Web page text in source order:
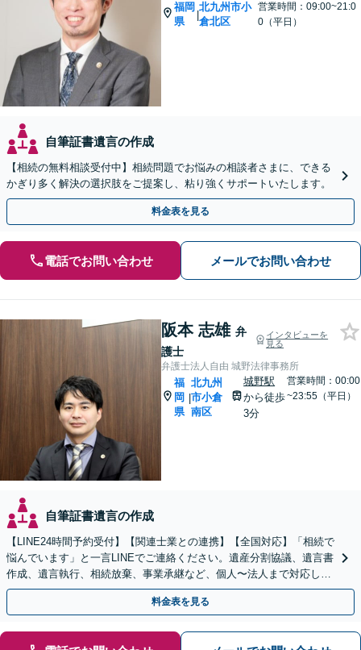
福岡
県
|
北九州市小
倉北区
営業時間：09:00~21:0
0（平日）
自筆証書遺言の作成
【相続の無料相談受付中】相続問題でお悩みの相談者さまに、できる
かぎり多く解決の選択肢をご提案し、粘り強くサポートいたします。
料金表を見る
電話でお問い合わせ メールでお問い合わせ
阪本 志雄 弁
護士
インタビューを
見る
弁護士法人自由 城野法律事務所
福
岡
県
|
北九州
市小倉
南区
城野駅
から徒歩
3分
営業時間：00:00
~23:55（平日）
自筆証書遺言の作成
【LINE24時間予約受付】【関連士業との連携】【全国対応】「相続で
悩んでいます」と一言LINEでご連絡ください。遺産分割協議、遺言書
作成、遺言執行、相続放棄、事業承継など、個人〜法人まで対応しま
す。関連士業との連携でワンストップ解決！
料金表を見る